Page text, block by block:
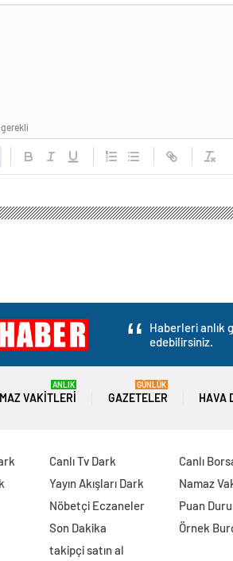
gerekli
Haberleri anlık
edebilirsiniz.
VAKITLERI
ANLIK
GAZETELER
GÜNLÜK
HAVA
Canlı Tv Dark
Yayın Akışları Dark
Nöbetçi Eczaneler
Son Dakika
takipçi satın al
Canlı
Namaz
Puan
Örnek